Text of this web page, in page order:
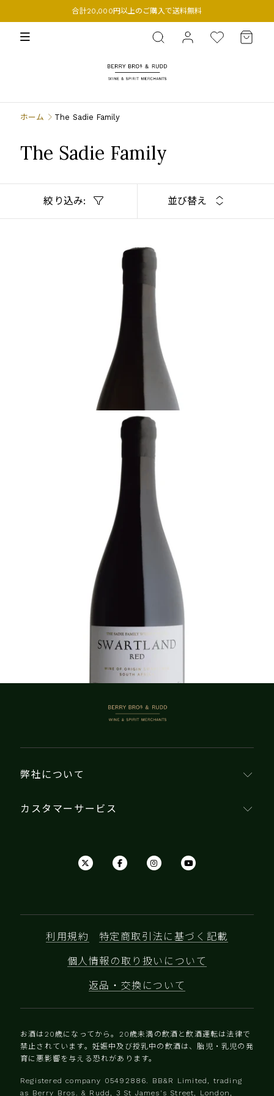
合計20,000円以上のご購入で送料無料
BERRY BROS. & RUDD
ホーム The Sadie Family
The Sadie Family
絞り込み: 並び替え
2023 ベリー・ブラザーズ&ラッド、スワートラン
ド・ホワイト、サディ・ファミリー
¥11,000 (税込) - 750ml
カートに追加する
ド・レッド、サディ・ファミリー
¥11,000 (税込) - 750ml
カートに追加する
1–2商品 / 2商品
BERRY BROS. & RUDD
弊社について
カスタマーサービス
利用規約 特定商取引法に基づく記載
個人情報の取り扱いについて
返品・交換について
お酒は20歳になってから。20歳未満の飲酒と飲酒運転は法律で
禁止されています。妊娠中及び授乳中の飲酒は、胎児・乳児の発
育に悪影響を与える恐れがあります。
Registered company 0‍5492886. BB&R Limited, trading
as Berry Bros. & Rudd, 3 St James's Street, London,